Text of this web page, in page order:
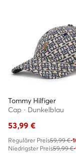
Tommy Hilfiger
Cap · Dunkelblau
53,99 €
Regulärer Preis59,99 €-
Niedrigster Preis59,99 €